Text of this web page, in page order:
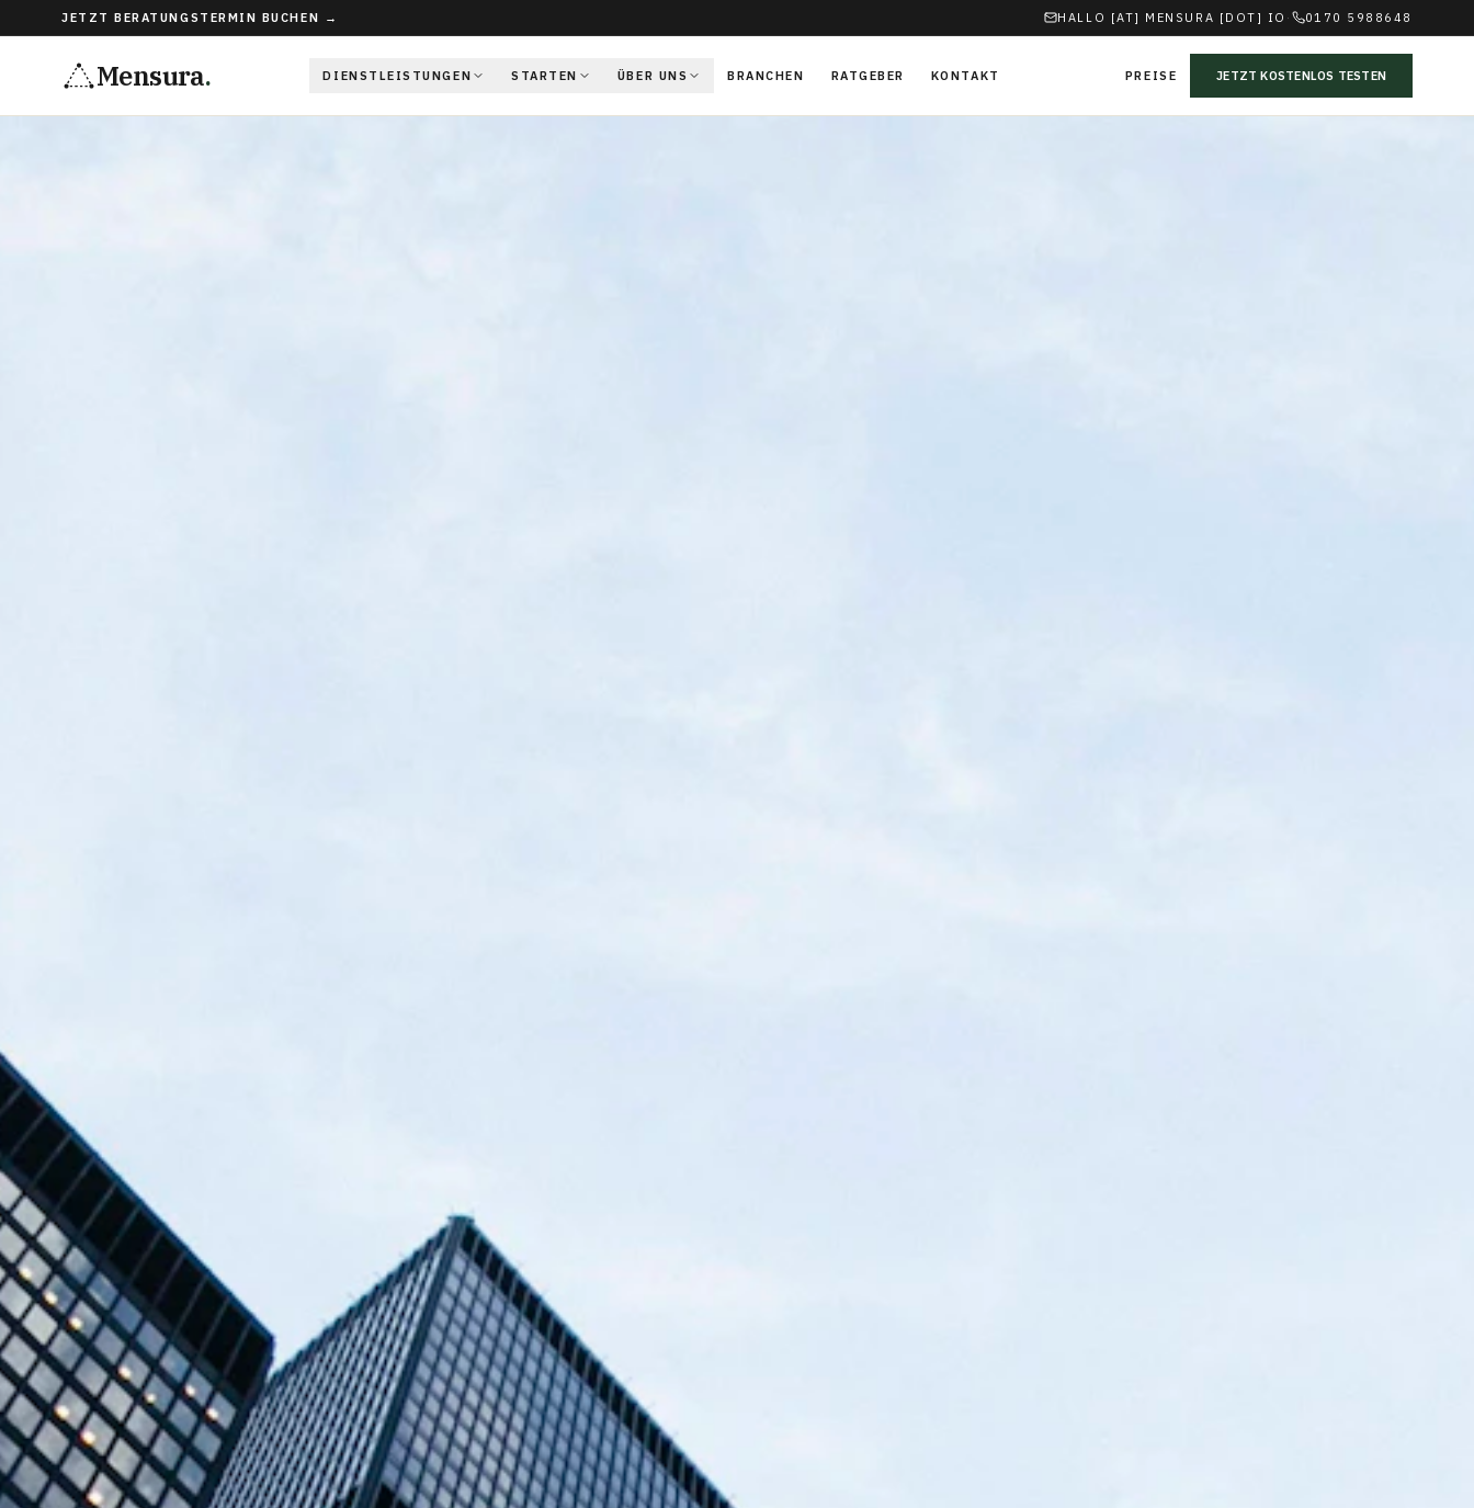
JETZT BERATUNGSTERMIN BUCHEN → HALLO [AT] MENSURA [DOT] IO · 0170 5988648
Mensura. DIENSTLEISTUNGEN STARTEN ÜBER UNS BRANCHEN RATGEBER KONTAKT PREISE JETZT KOSTENLOS TESTEN